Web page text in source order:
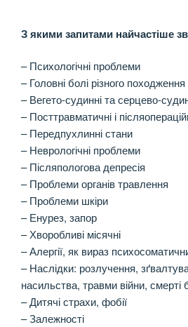
З якими запитами найчастіше
– Психологічні проблеми
– Головні болі різного походження
– Вегето-судинні та серцево-
– Посттравматичні і
– Передпухлинні стани
– Неврологічні проблеми
– Післяпологова депресія
– Проблеми органів травлення
– Проблеми шкіри
– Енурез, запор
– Хворобливі місячні
– Алергії, як вираз
– Наслідки: розлучення,
насильства, травми війни, смерті
– Дитячі страхи, фобії
– Залежності